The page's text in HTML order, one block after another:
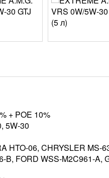
+ POE 10%
5W-30
HTO-06, CHRYSLER MS-
FORD WSS-M2C961-A,